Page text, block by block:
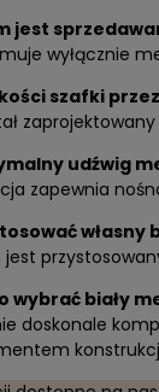
jest
wyłącznie
szafki
udźwig
zapewnia
własny
jest
wybrać biały
doskonale